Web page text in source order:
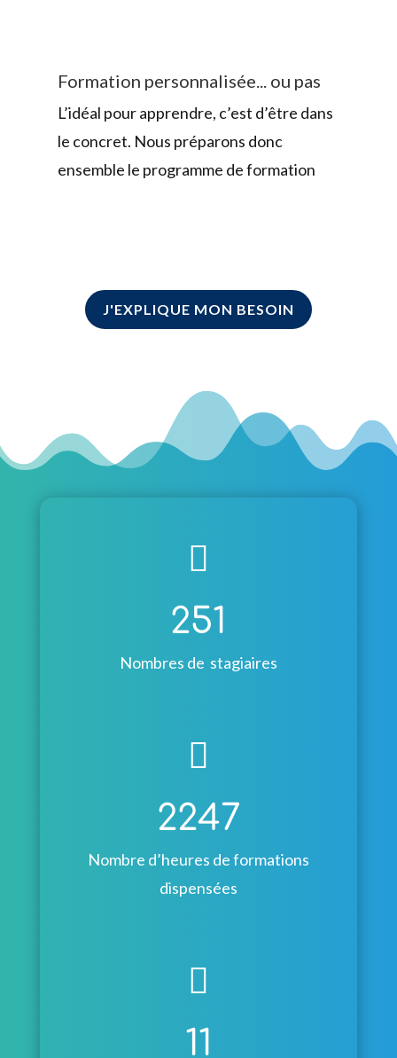
Formation personnalisée... ou pas
L’idéal pour apprendre, c’est d’être dans
le concret. Nous préparons donc
ensemble le programme de formation
J'EXPLIQUE MON BESOIN

251
Nombres de stagiaires

2247
Nombre d’heures de formations
dispensées

11